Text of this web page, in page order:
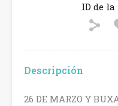
ID de
Descripción
26 DE MARZO Y